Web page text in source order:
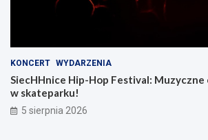
KONCERT WYDARZENIA
SiecHHnice Hip-Hop Festival:
w skateparku!
5 sierpnia 2026